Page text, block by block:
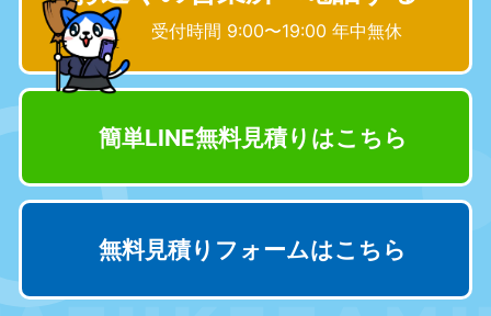
受付時間 9:00〜19:00 年中無休
簡単LINE無料見積り はこちら
無料見積りフォームはこちら
9:00〜19:00 年中無休 9:00〜19:00 年中無休
群馬県
050-1881-5267
愛知県
050-1881-5255
9:00〜19:00 年中無休
岐阜県
9:00〜19:00 年中無休
静岡県 長野県